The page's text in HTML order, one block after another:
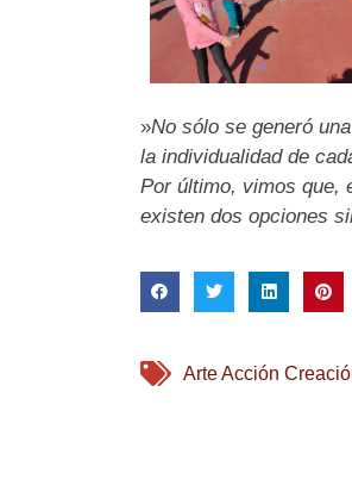
»No sólo se generó
la individualidad de
Por último, vimos que,
existen dos opciones
Arte Acción